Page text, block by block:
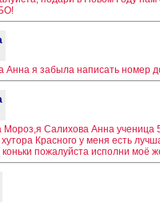
Анна я забыла написать номер
Мороз,я Салихова Анна ученица
Красного у меня есть
пожалуйста исполни моё